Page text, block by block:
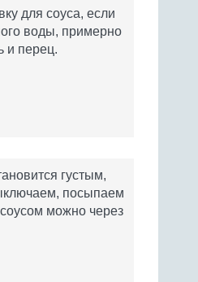
для соуса, если
воды, примерно
и перец.
густым,
посыпаем
можно через